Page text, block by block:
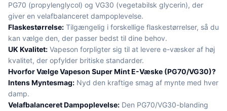
PG70 (propylenglycol) og VG30 (vegetabilsk glycerin), der
giver en velafbalanceret dampoplevelse.
Flaskestørrelse: Tilgængelig i forskellige flaskestørrelser, så du
kan vælge den, der passer bedst til dine behov.
UK Kvalitet: Vapeson forpligter sig til at levere e-væsker af høj
kvalitet, der opfylder britiske standarder.
Hvorfor Vælge Vapeson Super Mint E-Væske (PG70/VG30)?
Intens Myntesmag: Nyd den kraftige smag af mynte med hver
damp.
Velafbalanceret Dampoplevelse: Den PG70/VG30-blanding